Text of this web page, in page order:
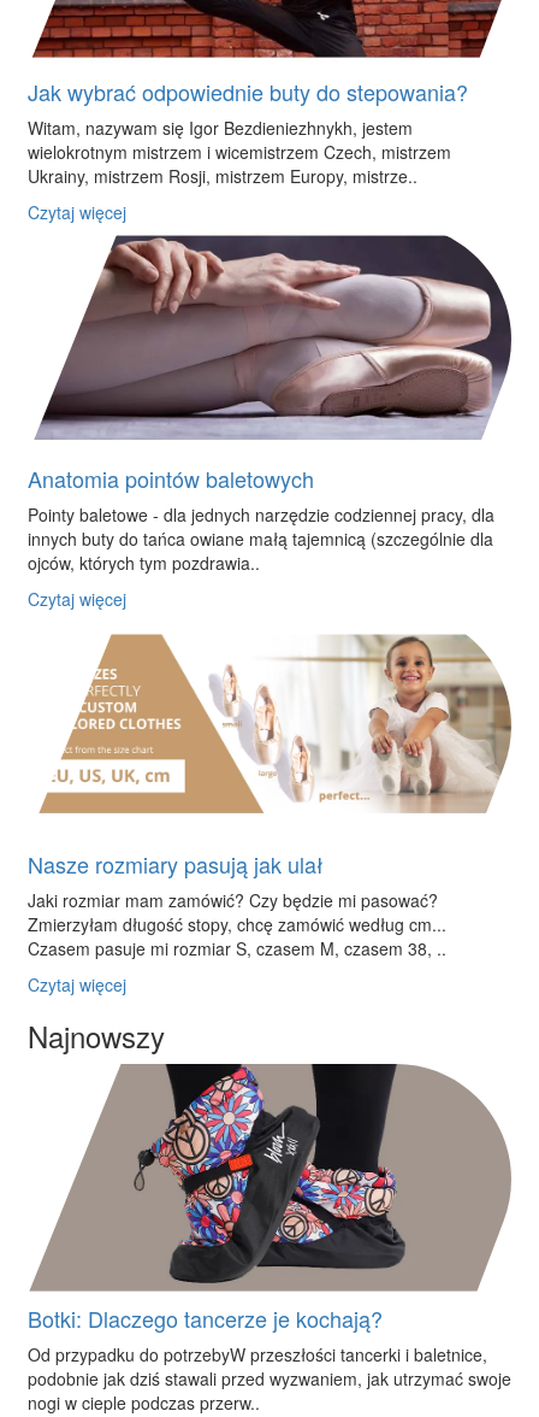
Jak wybrać odpowiednie buty do stepowania?
Witam, nazywam się Igor Bezdieniezhnykh, jestem
wielokrotnym mistrzem i wicemistrzem Czech, mistrzem
Ukrainy, mistrzem Rosji, mistrzem Europy, mistrze..
Czytaj więcej
Anatomia pointów baletowych
Pointy baletowe - dla jednych narzędzie codziennej pracy, dla
innych buty do tańca owiane małą tajemnicą (szczególnie dla
ojców, których tym pozdrawia..
Czytaj więcej
Nasze rozmiary pasują jak ulał
Jaki rozmiar mam zamówić? Czy będzie mi pasować?
Zmierzyłam długość stopy, chcę zamówić według cm...
Czasem pasuje mi rozmiar S, czasem M, czasem 38, ..
Czytaj więcej
Najnowszy
Botki: Dlaczego tancerze je kochają?
Od przypadku do potrzebyW przeszłości tancerki i baletnice,
podobnie jak dziś stawali przed wyzwaniem, jak utrzymać swoje
nogi w cieple podczas przerw..